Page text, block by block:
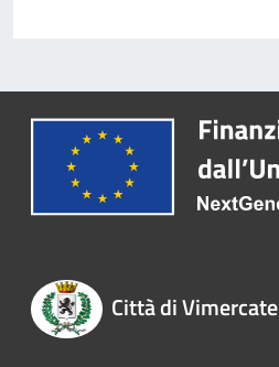
Città di Vimercate